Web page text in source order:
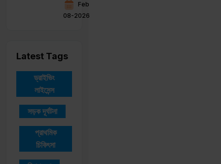
Feb
08-2026
Latest Tags
ড্রাইভিং
লাইসেন্স
সড়ক দূর্ঘটনা
প্রাথমিক
চিকিৎসা